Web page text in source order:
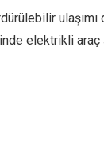
elektrikli